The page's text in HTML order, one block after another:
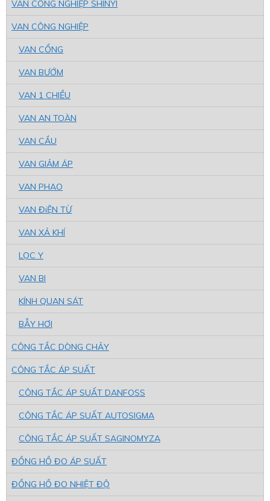
VAN CÔNG NGHIỆP SHINYI
VAN CÔNG NGHIỆP
VAN CỔNG
VAN BƯỚM
VAN 1 CHIỀU
VAN AN TOÀN
VAN CẦU
VAN GIẢM ÁP
VAN PHAO
VAN ĐiỆN TỪ
VAN XẢ KHÍ
LỌC Y
VAN BI
KÍNH QUAN SÁT
BẪY HƠI
CÔNG TẮC DÒNG CHẢY
CÔNG TẮC ÁP SUẤT
CÔNG TẮC ÁP SUẤT DANFOSS
CÔNG TẮC ÁP SUẤT AUTOSIGMA
CÔNG TẮC ÁP SUẤT SAGINOMYZA
ĐỒNG HỒ ĐO ÁP SUẤT
ĐỒNG HỒ ĐO NHIỆT ĐỘ